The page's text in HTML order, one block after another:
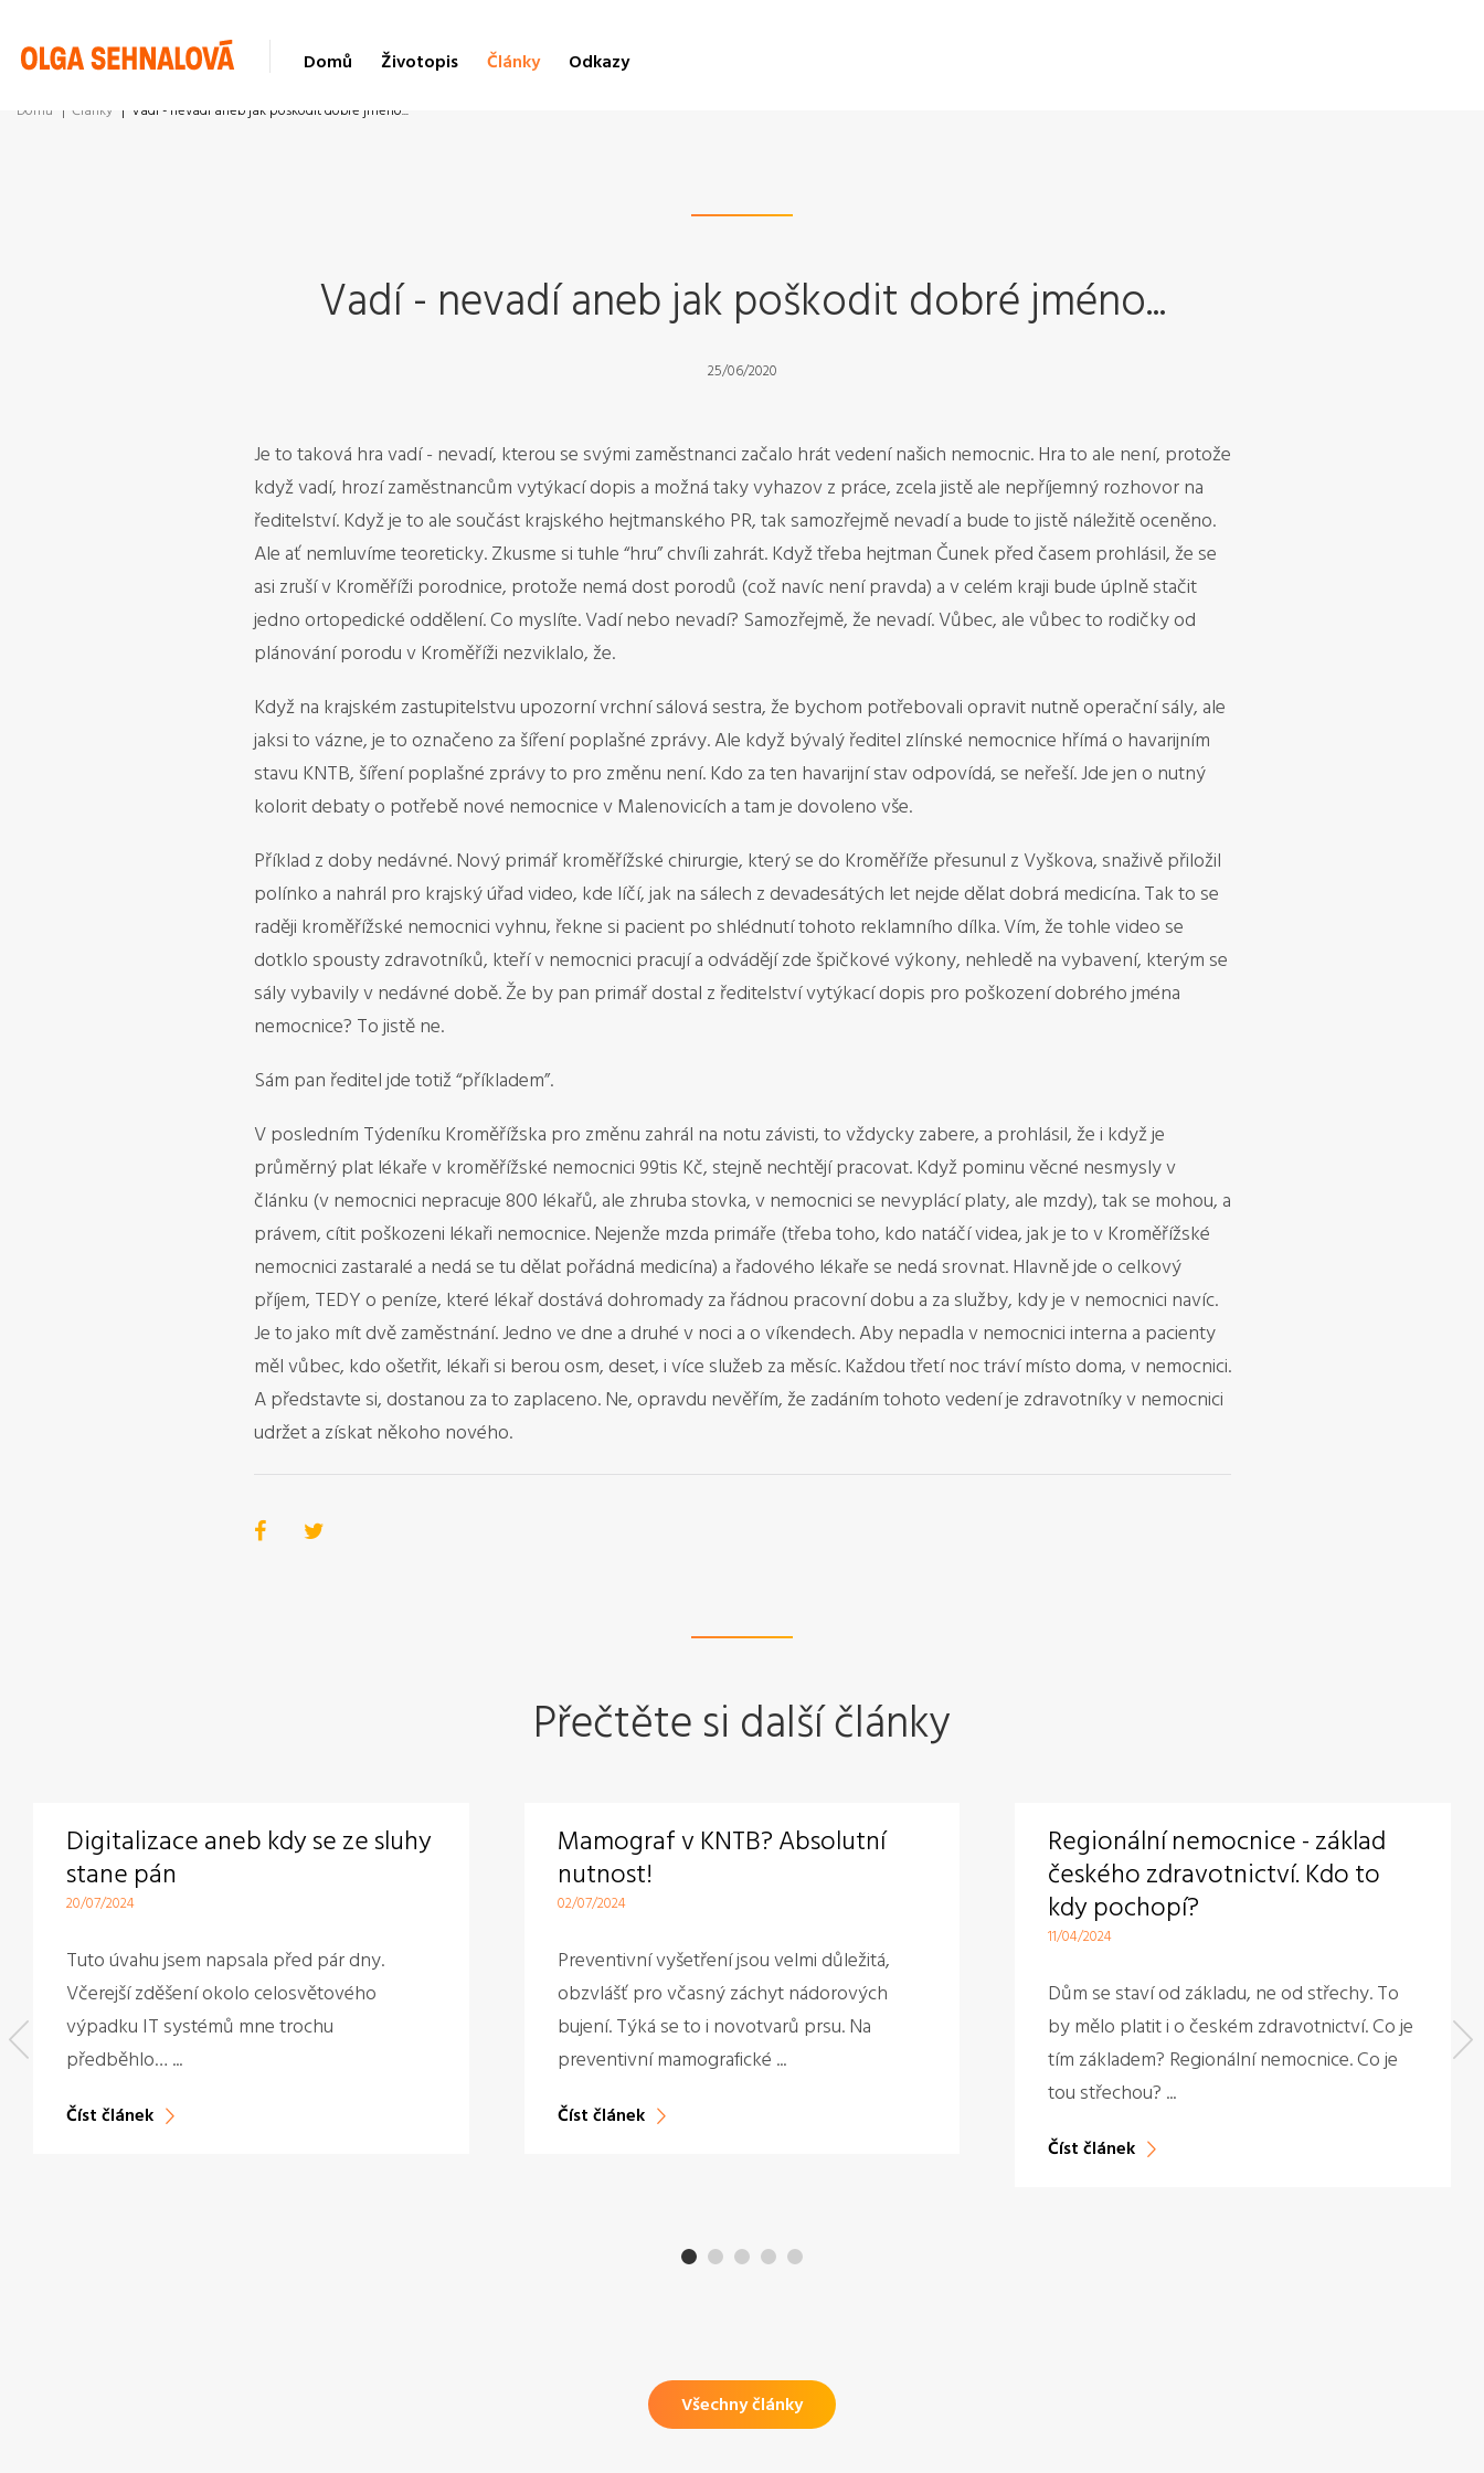
Domů Životopis Články Odkazy
Domů Články Vadí - nevadí aneb jak poškodit dobré jméno...
Vadí - nevadí aneb jak poškodit dobré jméno...
25/06/2020
Je to taková hra vadí - nevadí, kterou se svými zaměstnanci začalo hrát vedení našich nemocnic. Hra to ale není, protože
když vadí, hrozí zaměstnancům vytýkací dopis a možná taky vyhazov z práce, zcela jistě ale nepříjemný rozhovor na
ředitelství. Když je to ale součást krajského hejtmanského PR, tak samozřejmě nevadí a bude to jistě náležitě oceněno.
Ale ať nemluvíme teoreticky. Zkusme si tuhle “hru” chvíli zahrát. Když třeba hejtman Čunek před časem prohlásil, že se
asi zruší v Kroměříži porodnice, protože nemá dost porodů (což navíc není pravda) a v celém kraji bude úplně stačit
jedno ortopedické oddělení. Co myslíte. Vadí nebo nevadí? Samozřejmě, že nevadí. Vůbec, ale vůbec to rodičky od
plánování porodu v Kroměříži nezviklalo, že.
Když na krajském zastupitelstvu upozorní vrchní sálová sestra, že bychom potřebovali opravit nutně operační sály, ale
jaksi to vázne, je to označeno za šíření poplašné zprávy. Ale když bývalý ředitel zlínské nemocnice hřímá o havarijním
stavu KNTB, šíření poplašné zprávy to pro změnu není. Kdo za ten havarijní stav odpovídá, se neřeší. Jde jen o nutný
kolorit debaty o potřebě nové nemocnice v Malenovicích a tam je dovoleno vše.
Příklad z doby nedávné. Nový primář kroměřížské chirurgie, který se do Kroměříže přesunul z Vyškova, snaživě přiložil
polínko a nahrál pro krajský úřad video, kde líčí, jak na sálech z devadesátých let nejde dělat dobrá medicína. Tak to se
raději kroměřížské nemocnici vyhnu, řekne si pacient po shlédnutí tohoto reklamního dílka. Vím, že tohle video se
dotklo spousty zdravotníků, kteří v nemocnici pracují a odvádějí zde špičkové výkony, nehledě na vybavení, kterým se
sály vybavily v nedávné době. Že by pan primář dostal z ředitelství vytýkací dopis pro poškození dobrého jména
nemocnice? To jistě ne.
Sám pan ředitel jde totiž “příkladem”.
V posledním Týdeníku Kroměřížska pro změnu zahrál na notu závisti, to vždycky zabere, a prohlásil, že i když je
průměrný plat lékaře v kroměřížské nemocnici 99tis Kč, stejně nechtějí pracovat. Když pominu věcné nesmysly v
článku (v nemocnici nepracuje 800 lékařů, ale zhruba stovka, v nemocnici se nevyplácí platy, ale mzdy), tak se mohou, a
právem, cítit poškozeni lékaři nemocnice. Nejenže mzda primáře (třeba toho, kdo natáčí videa, jak je to v Kroměřížské
nemocnici zastaralé a nedá se tu dělat pořádná medicína) a řadového lékaře se nedá srovnat. Hlavně jde o celkový
příjem, TEDY o peníze, které lékař dostává dohromady za řádnou pracovní dobu a za služby, kdy je v nemocnici navíc.
Je to jako mít dvě zaměstnání. Jedno ve dne a druhé v noci a o víkendech. Aby nepadla v nemocnici interna a pacienty
měl vůbec, kdo ošetřit, lékaři si berou osm, deset, i více služeb za měsíc. Každou třetí noc tráví místo doma, v nemocnici.
A představte si, dostanou za to zaplaceno. Ne, opravdu nevěřím, že zadáním tohoto vedení je zdravotníky v nemocnici
udržet a získat někoho nového.
Přečtěte si další články
Digitalizace aneb kdy se ze sluhy
stane pán
20/07/2024
Tuto úvahu jsem napsala před pár dny.
Včerejší zděšení okolo celosvětového
výpadku IT systémů mne trochu
předběhlo… ...
Číst článek
Mamograf v KNTB? Absolutní
nutnost!
02/07/2024
Preventivní vyšetření jsou velmi důležitá,
obzvlášť pro včasný záchyt nádorových
bujení. Týká se to i novotvarů prsu. Na
preventivní mamografické ...
Číst článek
Regionální nemocnice - základ
českého zdravotnictví. Kdo to
kdy pochopí?
11/04/2024
Dům se staví od základu, ne od střechy. To
by mělo platit i o českém zdravotnictví. Co je
tím základem? Regionální nemocnice. Co je
tou střechou? ...
Číst článek
Všechny články